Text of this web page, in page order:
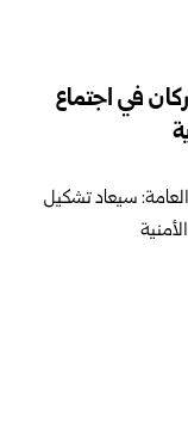
في اجتماع